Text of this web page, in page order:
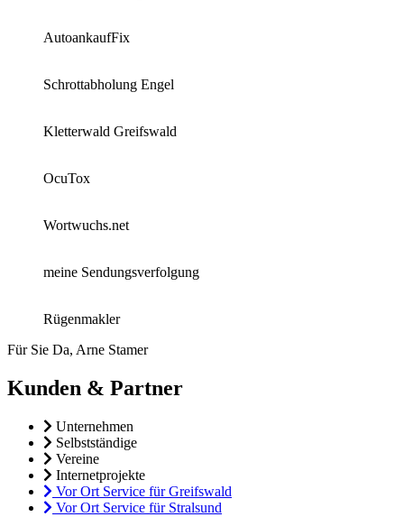
AutoankaufFix
Schrottabholung Engel
Kletterwald Greifswald
OcuTox
Wortwuchs.net
meine Sendungsverfolgung
Rügenmakler
Für Sie Da, Arne Stamer
Kunden & Partner
Unternehmen
Selbstständige
Vereine
Internetprojekte
Vor Ort Service für Greifswald
Vor Ort Service für Stralsund